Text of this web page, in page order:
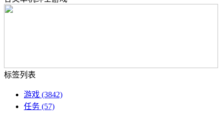
标签列表
游戏 (3842)
任务 (57)